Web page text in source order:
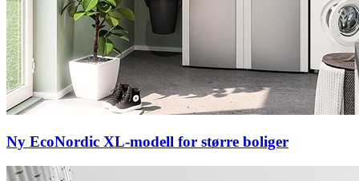
Ny EcoNordic XL-modell for større boliger